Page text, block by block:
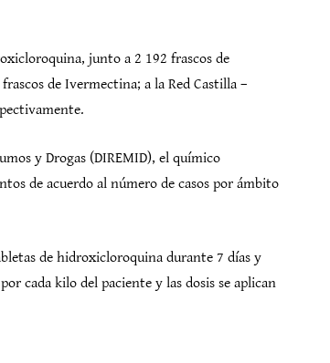
junto a 2 192 frascos de
de Ivermectina; a la Red Castilla –
y Drogas (DIREMID), el químico
de acuerdo al número de casos por ámbito
de hidroxicloroquina durante 7 días y
cada kilo del paciente y las dosis se aplican